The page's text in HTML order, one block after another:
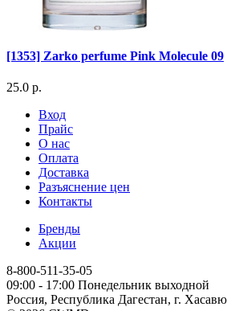
[1353] Zarko perfume Pink Molecule 09
25.0 р.
Вход
Прайс
О нас
Оплата
Доставка
Разъяснение цен
Контакты
Бренды
Акции
8-800-511-35-05
09:00 - 17:00 Понедельник выходной
Россия, Республика Дагестан, г.